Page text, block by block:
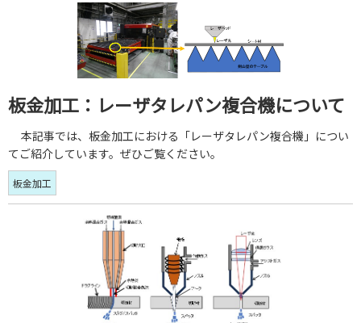
板金加工：レーザタレパン複合機について
本記事では、板金加工における「レーザタレパン複合機」につい
てご紹介しています。ぜひご覧ください。
板金加工